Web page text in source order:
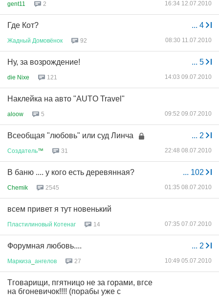
gent11 2 16:34 12.07.2010
... 4
Где Кот?
Жадный Домовёнок 92 08:30 11.07.2010
... 5
Ну, за возрождение!
die Nixe 121 14:03 09.07.2010
Наклейка на авто "AUTO Travel"
aloow 5 09:52 09.07.2010
... 2
Всеобщая "любовь" или суд Линча
Создатель™ 31 22:48 08.07.2010
... 102
В баню .... у кого есть деревянная?
Chemik 2545 01:35 08.07.2010
всем привет я тут новенький
Пластилиновый Котенаг 14 07:35 07.07.2010
... 2
Форумная любовь....
Маркиза ангелов 27 10:49 05.07.2010
Тговарищи, пгятницо не за горами, вгсе
на бгоневичок!!!! (порабы уже с